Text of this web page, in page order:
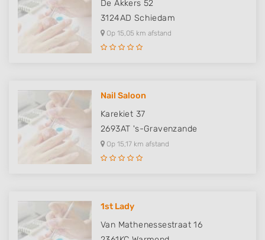
De Akkers 52
3124AD Schiedam
Op 15,05 km afstand
Nail Saloon
Karekiet 37
2693AT 's-Gravenzande
Op 15,17 km afstand
1st Lady
Van Mathenessestraat 16